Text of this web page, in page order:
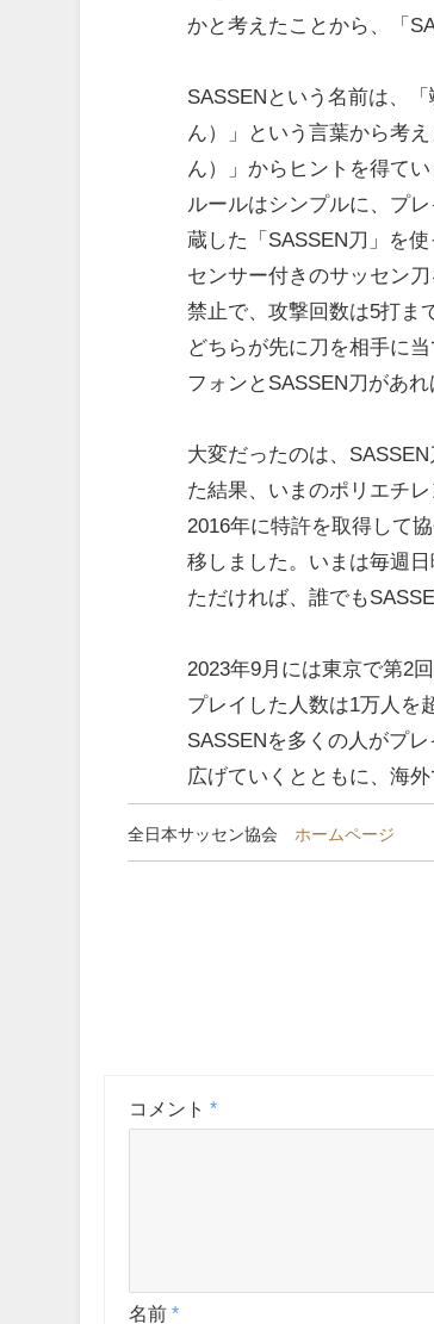
かと考えたことから、「
SASSENという名前は、
ん）」という言葉から考
ん）」からヒントを得てい
ルールはシンプルに、プ
蔵した「SASSEN刀」を
センサー付きのサッセン
禁止で、攻撃回数は5打ま
どちらが先に刀を相手に
フォンとSASSEN刀があ
大変だったのは、
た結果、いまのポリエチ
2016年に特許を取得して
移しました。いまは毎週
ただければ、誰でも
2023年9月には東京で第2
プレイした人数は1万人を
SASSENを多くの人がプ
広げていくとともに、海
全日本サッセン協会 ホームページ
コメント*
名前*